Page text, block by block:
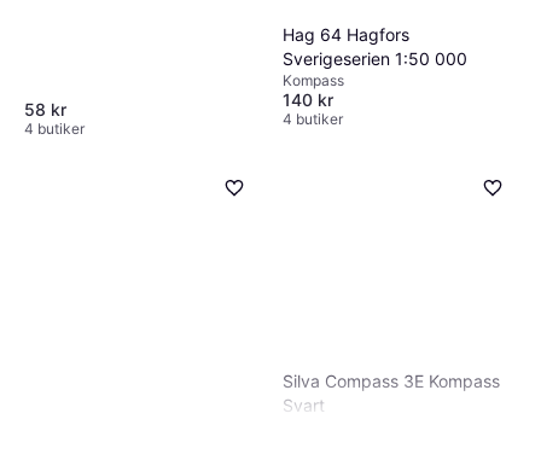
58 kr
4 butiker
Hag 64 Hagfors
Sverigeserien 1:50 000
Kompass
140 kr
4 butiker
Silva Compass 3E Kompass
Svart